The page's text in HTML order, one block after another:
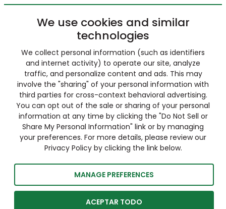
We use cookies and similar
technologies
We collect personal information (such as identifiers
and internet activity) to operate our site, analyze
traffic, and personalize content and ads. This may
involve the "sharing" of your personal information with
third parties for cross-context behavioral advertising.
You can opt out of the sale or sharing of your personal
information at any time by clicking the "Do Not Sell or
Share My Personal Information" link or by managing
your preferences. For more details, please review our
Privacy Policy by clicking the link below.
MANAGE PREFERENCES
ACEPTAR TODO